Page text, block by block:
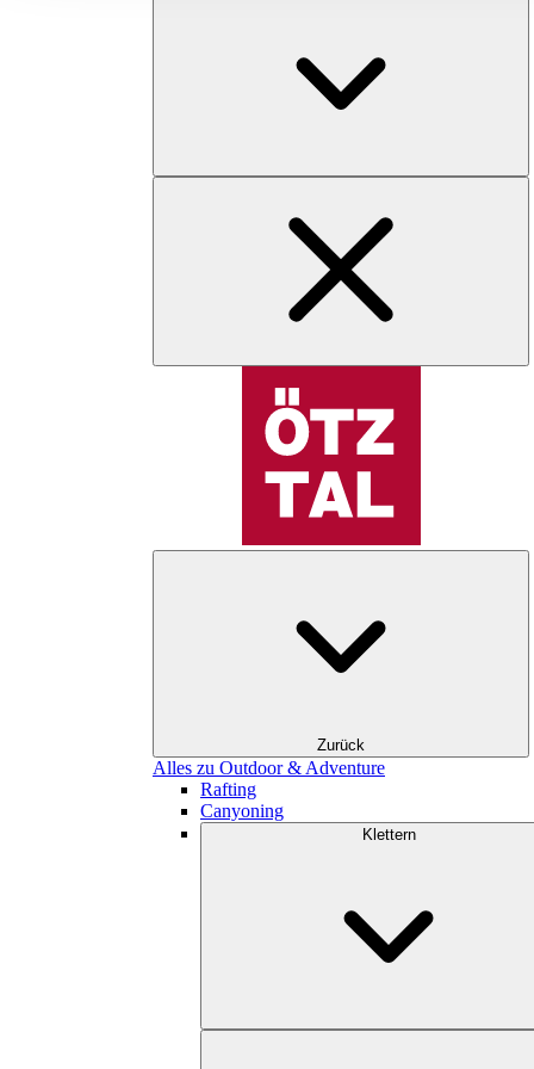
Zurück
Alles zu Outdoor & Adventure
Rafting
Canyoning
Klettern